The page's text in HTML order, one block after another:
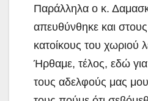
Παράλληλα ο κ.
απευθύνθηκε και
κατοίκους του χωριού
Ήρθαμε, τέλος, εδώ
τους αδελφούς μας